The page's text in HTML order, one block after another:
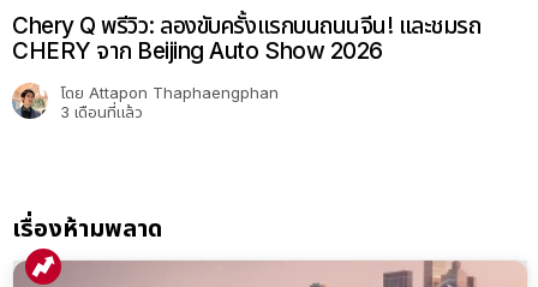
Chery Q พรีวิว: ลองขับครั้งแรกบนถนนจีน! และชมรถ
CHERY จาก Beijing Auto Show 2026
โดย Attapon Thaphaengphan
3 เดือนที่แล้ว
เรื่องห้ามพลาด